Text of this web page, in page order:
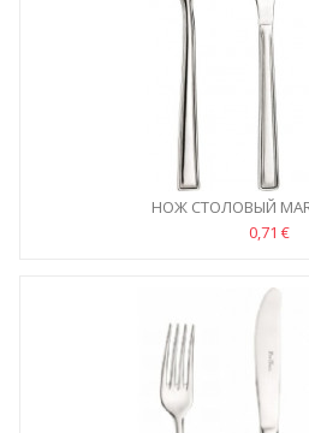
НОЖ СТОЛОВЫЙ
0,71 €